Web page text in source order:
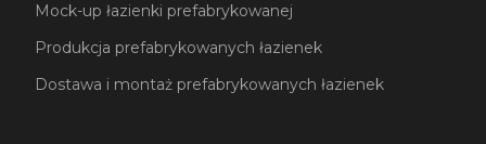
Mock-up łazienki prefabrykowanej
Produkcja prefabrykowanych łazienek
Dostawa i montaż prefabrykowanych łazienek